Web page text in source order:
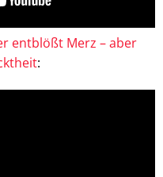
entblößt Merz – aber
: